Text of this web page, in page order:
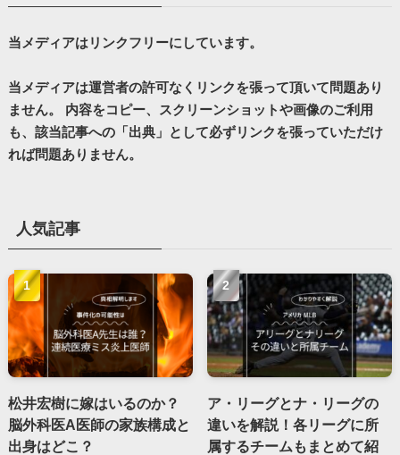
当メディアはリンクフリーにしています。
当メディアは運営者の許可なくリンクを張って頂いて問題あり
ません。 内容をコピー、スクリーンショットや画像のご利用
も、該当記事への「出典」として必ずリンクを張っていただけ
れば問題ありません。
人気記事
松井宏樹に嫁はいるのか？
脳外科医A医師の家族構成と
出身はどこ？
ア・リーグとナ・リーグの
違いを解説！各リーグに所
属するチームもまとめて紹